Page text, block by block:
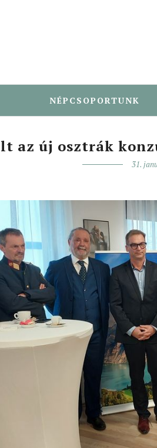
NÉPCSOPORTUNK
az új osztrák
31.